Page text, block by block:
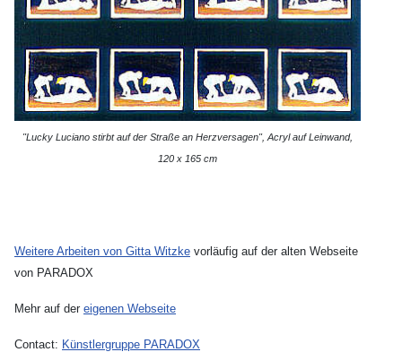
"Lucky Luciano stirbt auf der Straße an Herzversagen", Acryl auf Leinwand,
120 x 165 cm
Weitere Arbeiten von Gitta Witzke vorläufig auf der alten Webseite
von PARADOX
Mehr auf der eigenen Webseite
Contact: Künstlergruppe PARADOX